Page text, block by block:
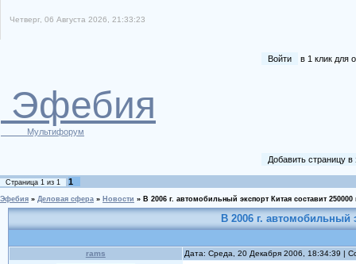
Четверг, 06 Августа 2026, 21:33:23
Войти в 1 клик для
Эфебия
Мультифорум
Добавить страницу
Страница 1 из 1 1
Эфебия » Деловая сфера » Новости » В 2006 г. автомобильный экспорт Китая составит
В 2006 г. автомобильный
rams Дата: Среда, 20 Декабря 2006, 18:34:39 |